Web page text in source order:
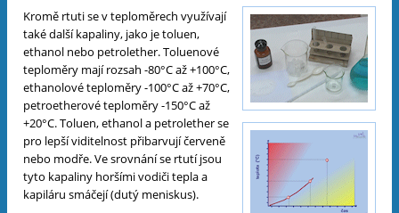
Kromě rtuti se v teploměrech využívají
také další kapaliny, jako je toluen,
ethanol nebo petrolether. Toluenové
teploměry mají rozsah -80°C až +100°C,
ethanolové teploměry -100°C až +70°C,
petroetherové teploměry -150°C až
+20°C. Toluen, ethanol a petrolether se
pro lepší viditelnost přibarvují červeně
nebo modře. Ve srovnání se rtutí jsou
tyto kapaliny horšími vodiči tepla a
kapiláru smáčejí (dutý meniskus).